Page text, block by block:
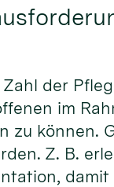
der
im
zu können.
Z. B.